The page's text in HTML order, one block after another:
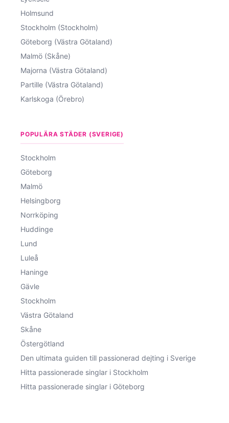
Holmsund
Stockholm (Stockholm)
Göteborg (Västra Götaland)
Malmö (Skåne)
Majorna (Västra Götaland)
Partille (Västra Götaland)
Karlskoga (Örebro)
POPULÄRA STÄDER (SVERIGE)
Stockholm
Göteborg
Malmö
Helsingborg
Norrköping
Huddinge
Lund
Luleå
Haninge
Gävle
Stockholm
Västra Götaland
Skåne
Östergötland
Den ultimata guiden till passionerad dejting i Sverige
Hitta passionerade singlar i Stockholm
Hitta passionerade singlar i Göteborg